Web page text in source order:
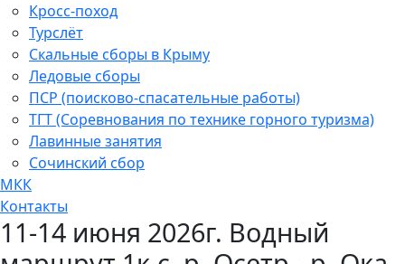
Кросс-поход
Турслёт
Скальные сборы в Крыму
Ледовые сборы
ПСР (поисково-спасательные работы)
ТГТ (Соревнования по технике горного туризма)
Лавинные занятия
Сочинский сбор
МКК
Контакты
11-14 июня 2026г. Водный